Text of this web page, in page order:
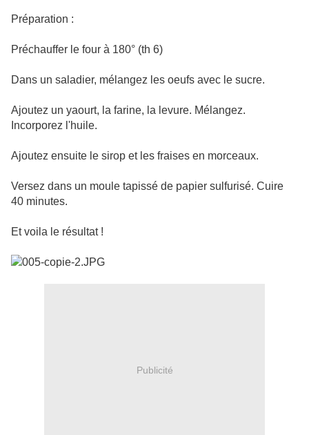
Préparation :
Préchauffer le four à 180° (th 6)
Dans un saladier, mélangez les oeufs avec le sucre.
Ajoutez un yaourt, la farine, la levure. Mélangez.
Incorporez l'huile.
Ajoutez ensuite le sirop et les fraises en morceaux.
Versez dans un moule tapissé de papier sulfurisé. Cuire
40 minutes.
Et voila le résultat !
Publicité